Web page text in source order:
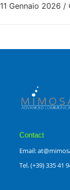
11 Gennaio 2026 /
Contact
Email:
Tel. (+39) 335 41